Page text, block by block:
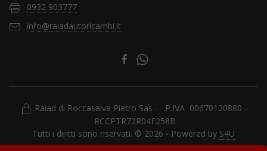
0932 903777
info@raiadautoricambi.it
Raiad di Roccasalva Pietro Sas - P.IVA 00670120880 -
RCCPTR72R04F258B
Tutti i diritti sono riservati. © 2026 - Powered by S4U